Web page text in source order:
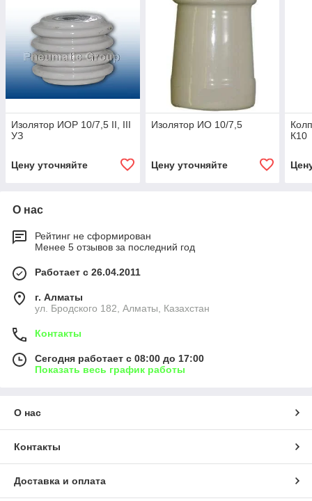
Изолятор ИОР 10/7,5 II, III
УЗ
Цену уточняйте
Изолятор ИО 10/7,5
Цену уточняйте
К10
О нас
Рейтинг не сформирован
Менее 5 отзывов за последний год
Работает с 26.04.2011
г. Алматы
ул. Бродского 182, Алматы, Казахстан
Контакты
Сегодня работает с 08:00 до 17:00
Показать весь график работы
О нас
Контакты
Доставка и оплата